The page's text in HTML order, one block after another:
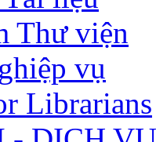
Thư viện
vụ
Librarians